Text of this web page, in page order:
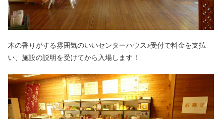
木の香りがする雰囲気のいいセンターハウス♪受付で料金を支払
い、施設の説明を受けてから入場します！